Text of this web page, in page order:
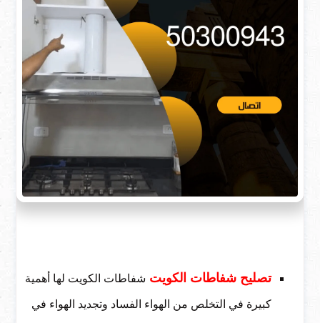
تصليح شفاطات الكويت شفاطات الكويت لها أهمية
كبيرة في التخلص من الهواء الفساد وتجديد الهواء في